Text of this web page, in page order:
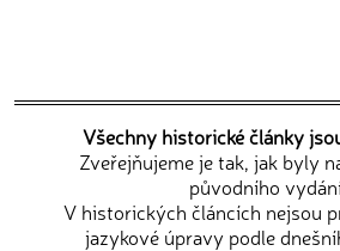
Všechny historické články
Zveřejňujeme je tak, jak byly
původního
V historických článcích nejsou
jazykové úpravy podle